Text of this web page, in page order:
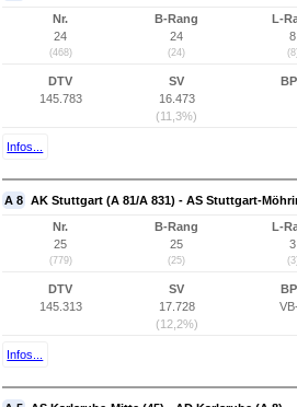
Nr.
24
(468)
B-Rang
24
(24)
L-
8
DTV
145.783
SV
16.473
(11,3%)
Infos...
A 8 AK Stuttgart (A 81/A 831) - AS Stuttgart-
Nr.
25
(779)
B-Rang
25
(25)
L-
3
DTV
145.313
SV
17.728
(12,2%)
Infos...